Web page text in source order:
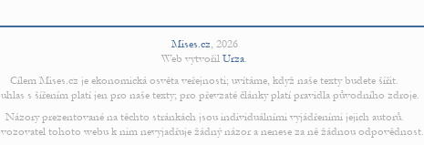
Mises.cz, 2026
Web vytvořil Urza.
Cílem Mises.cz je ekonomická osvěta veřejnosti; uvítáme, když naše texty budete šířit.
s šířením platí jen pro naše texty; pro převzaté články platí pravidla původního zdroje.
Názory prezentované na těchto stránkách jsou individuálními vyjádřeními jejich autorů.
tohoto webu k nim nevyjadřuje žádný názor a nenese za ně žádnou odpovědnost.